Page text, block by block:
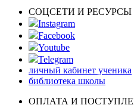
СОЦСЕТИ И РЕСУРСЫ
Instagram
Facebook
Youtube
Telegram
личный кабинет ученика
библиотека школы
ОПЛАТА И